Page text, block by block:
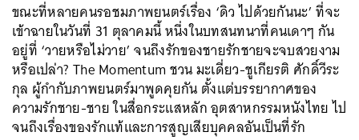
ขณะที่หลายคนรอชมภาพยนตร์เรื่อง ‘ดิว ไปด้วยกันนะ’ ที่จะ
เข้าฉายในวันที่ 31 ตุลาคมนี้ หนึ่งในบทสนทนาที่คนเดาๆ กัน
อยู่ที่ ‘วายหรือไม่วาย’ จนถึงรักของชายรักชายจะจบสวยงาม
หรือเปล่า? The Momentum ชวน มะเดี่ยว-ชูเกียรติ ศักดิ์วีระ
กุล ผู้กำกับภาพยนตร์มาพูดคุยกัน ตั้งแต่บรรยากาศของ
ความรักชาย-ชาย ในสื่อกระแสหลัก อุตสาหกรรมหนังไทย ไป
จนถึงเรื่องของรักแท้และการสูญเสียบุคคลอันเป็นที่รัก